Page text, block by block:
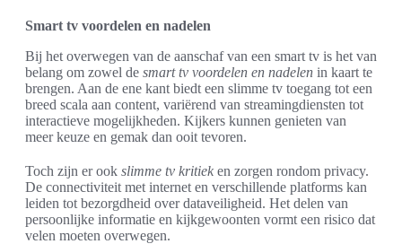
Smart tv voordelen en nadelen
Bij het overwegen van de aanschaf van een smart tv is het van
belang om zowel de smart tv voordelen en nadelen in kaart te
brengen. Aan de ene kant biedt een slimme tv toegang tot een
breed scala aan content, variërend van streamingdiensten tot
interactieve mogelijkheden. Kijkers kunnen genieten van
meer keuze en gemak dan ooit tevoren.
Toch zijn er ook slimme tv kritiek en zorgen rondom privacy.
De connectiviteit met internet en verschillende platforms kan
leiden tot bezorgdheid over dataveiligheid. Het delen van
persoonlijke informatie en kijkgewoonten vormt een risico dat
velen moeten overwegen.